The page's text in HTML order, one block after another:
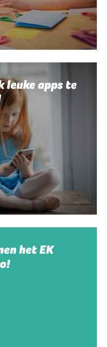
leuke apps te
het EK